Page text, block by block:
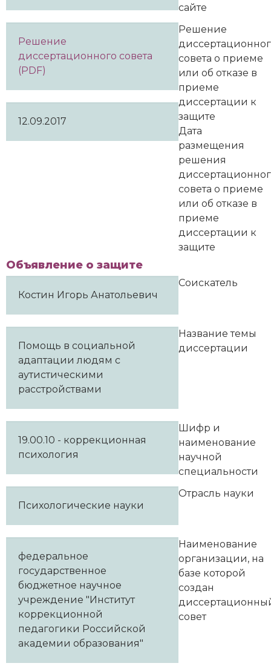
сайте
Решение
диссертационного совета
(PDF)
Решение
совета о приеме
или об отказе в
приеме
диссертации к
защите
12.09.2017
Дата
размещения
решения
совета о приеме
или об отказе в
приеме
диссертации к
защите
Объявление о защите
Костин Игорь Анатольевич
Соискатель
Помощь в социальной
адаптации людям с
аутистическими
расстройствами
Название темы
диссертации
19.00.10 - коррекционная
психология
Шифр и
наименование
научной
специальности
Психологические науки
Отрасль науки
федеральное
государственное
бюджетное научное
учреждение "Институт
коррекционной
педагогики Российской
академии образования"
Наименование
организации, на
базе которой
создан
совет